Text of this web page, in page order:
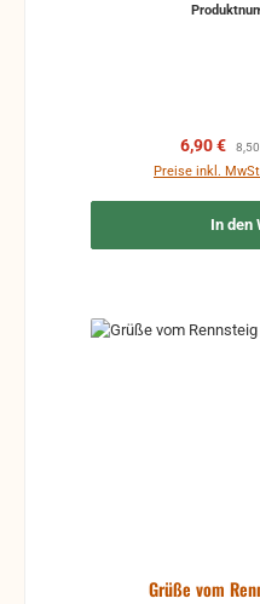
6,90 €
Preise inkl.
In den
Grüße vom